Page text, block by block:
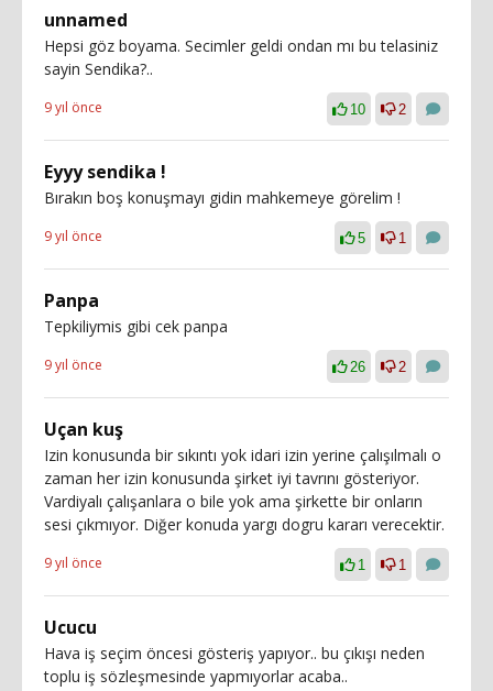
unnamed
Hepsi göz boyama. Secimler geldi ondan mı bu telasiniz
sayin Sendika?..
9 yıl önce 10 2
Eyyy sendika !
Bırakın boş konuşmayı gidin mahkemeye görelim !
9 yıl önce 5 1
Panpa
Tepkiliymis gibi cek panpa
9 yıl önce 26 2
Uçan kuş
Izin konusunda bir sıkıntı yok idari izin yerine çalışılmalı o
zaman her izin konusunda şirket iyi tavrını gösteriyor.
Vardiyalı çalışanlara o bile yok ama şirkette bir onların
sesi çıkmıyor. Diğer konuda yargı dogru kararı verecektir.
9 yıl önce 1 1
Ucucu
Hava iş seçim öncesi gösteriş yapıyor.. bu çıkışı neden
toplu iş sözleşmesinde yapmıyorlar acaba..